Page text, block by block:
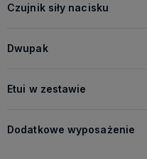
Czujnik siły nacisku
Dwupak
Etui w zestawie
Dodatkowe wyposażenie